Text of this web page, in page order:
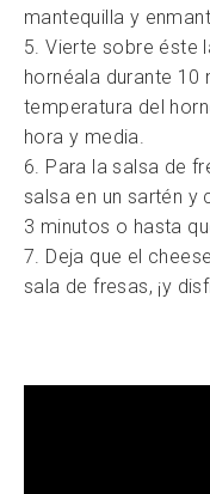
mantequilla y
5. Vierte sobre éste
hornéala durante 10
temperatura del
hora y media.
6. Para la salsa de
salsa en un sartén y
3 minutos o hasta
7. Deja que el
sala de fresas, ¡y